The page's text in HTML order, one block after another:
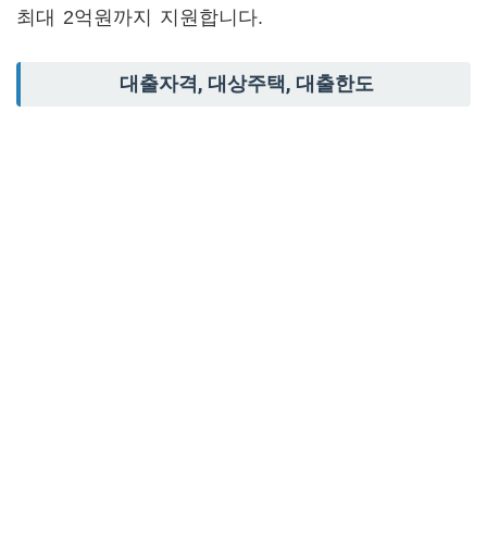
최대 2억원까지 지원합니다.
대출자격, 대상주택, 대출한도